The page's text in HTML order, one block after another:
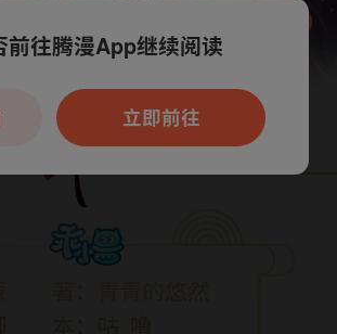
仅支持App阅读，可打开App新用
户7天免费看
前往腾漫App继续阅读
立即前往